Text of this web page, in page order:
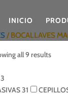
INICIO
/ BOCALLAVES
all 9 results
31